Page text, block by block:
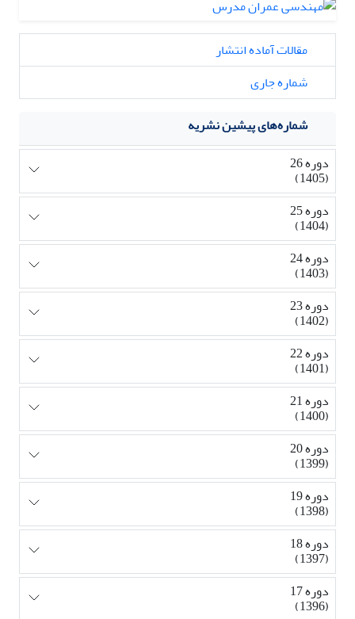
مقالات آماده انتشار
شماره جاری
شماره‌های پیشین نشریه
دوره 26
(1405)
دوره 25
(1404)
دوره 24
(1403)
دوره 23
(1402)
دوره 22
(1401)
دوره 21
(1400)
دوره 20
(1399)
دوره 19
(1398)
دوره 18
(1397)
دوره 17
(1396)